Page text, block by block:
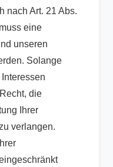
nach Art. 21 Abs.
eine
unseren
Solange
die
Ihrer
verlangen.